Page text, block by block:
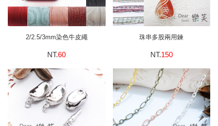
2/2.5/3mm染色牛皮繩
NT.60
珠串多股兩用鍊
NT.150